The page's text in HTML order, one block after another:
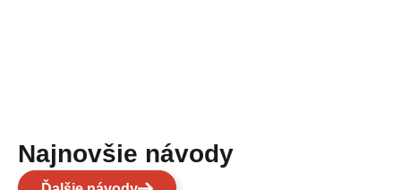
Najnovšie návody